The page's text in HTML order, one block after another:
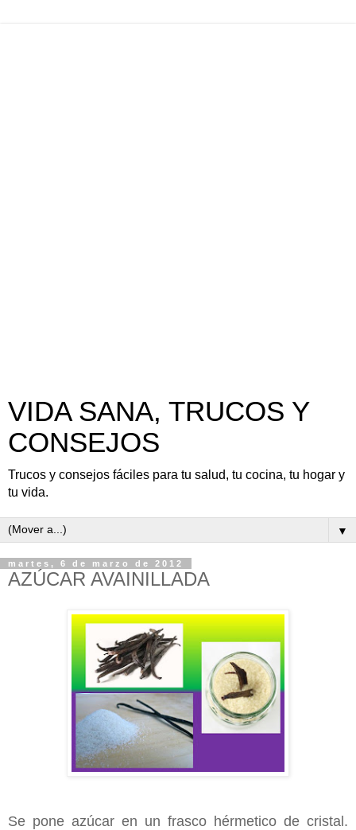
VIDA SANA, TRUCOS Y
CONSEJOS
Trucos y consejos fáciles para tu salud, tu cocina, tu hogar y
tu vida.
▼
martes, 6 de marzo de 2012
AZÚCAR AVAINILLADA
Se pone azúcar en un frasco hérmetico de cristal.